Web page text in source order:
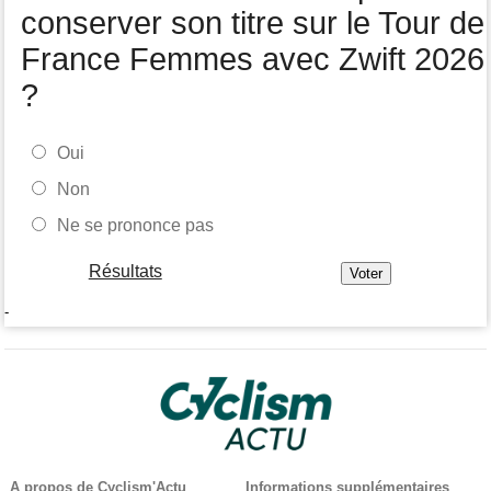
conserver son titre sur le Tour de
France Femmes avec Zwift 2026
?
Oui
Non
Ne se prononce pas
Résultats
-
A propos de Cyclism'Actu Informations supplémentaires